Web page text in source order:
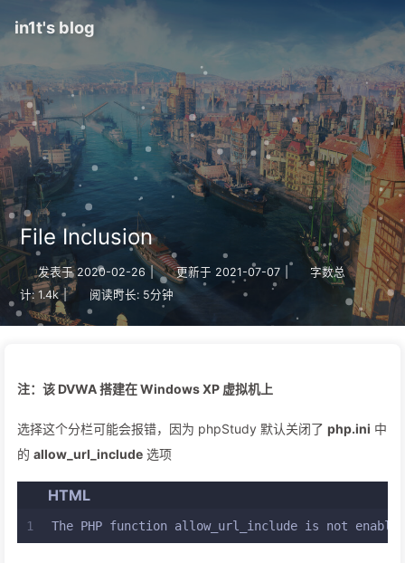
in1t's blog
File Inclusion
发表于 2020-02-26 | 更新于 2021-07-07
字数总
计: 1.4k | 阅读时长: 5分钟
注：该 DVWA 搭建在 Windows XP 虚拟机上
选择这个分栏可能会报错，因为 phpStudy 默认关闭了 php.ini 中
的 allow_url_include 选项
HTML
1 The PHP function allow_url_include is not